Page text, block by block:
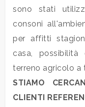
sono stati
consoni
per affitti
casa,
terreno agricolo a
STIAMO
CLIENTI
Totale
mq